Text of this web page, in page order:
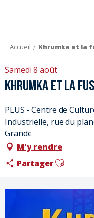
Accueil Khrumka et la
Samedi 8 août
Khrumka et la
PLUS - Centre de
Industrielle, rue du
Grande
M'y rendre
PartagerAjouter